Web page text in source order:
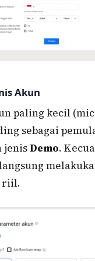
Akun
paling kecil
sebagai
jenisDemo.
riil.